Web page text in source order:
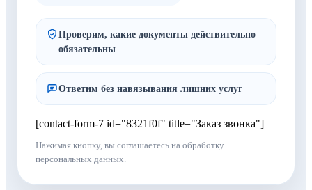
Проверим, какие документы действительно
обязательны
Ответим без навязывания лишних услуг
[contact-form-7 id="8321f0f" title="Заказ звонка"]
Нажимая кнопку, вы соглашаетесь на обработку
персональных данных.